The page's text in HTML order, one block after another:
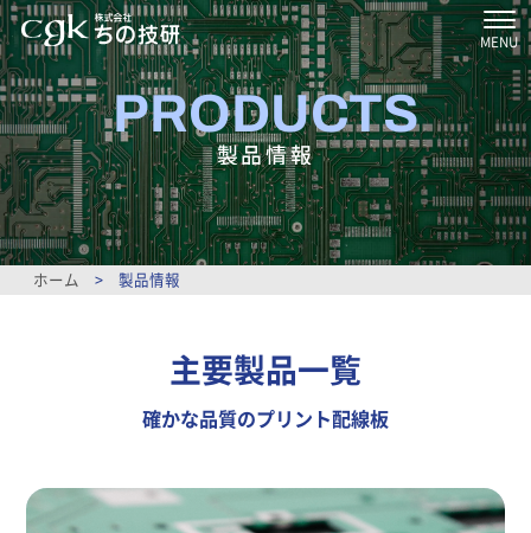
MENU
PRODUCTS
製品情報
ホーム > 製品情報
主要製品一覧
確かな品質のプリント配線板